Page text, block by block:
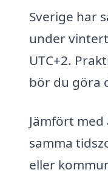
Sverige har
under
UTC+2.
bör du göra
Jämfört
samma
eller